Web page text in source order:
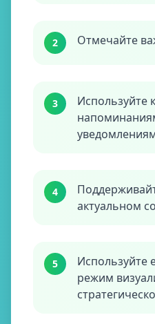
2 Отмечайте
3
Используйте
4
актуальном
5
Используйте
режим